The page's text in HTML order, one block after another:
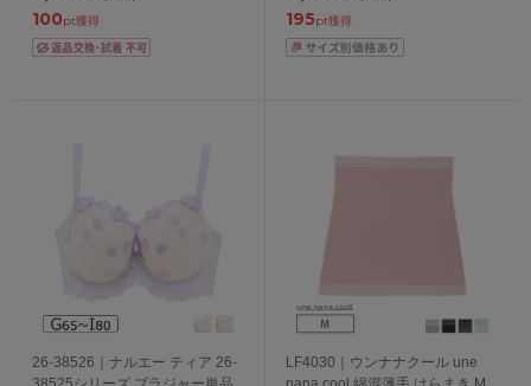
100pt獲得 195pt獲得
26-38526｜ナルエー ティア 26-
LF4030｜ウンナナクール une